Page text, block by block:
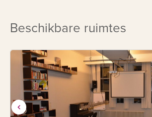
worden van een luxe Nespressomachine
gemaakt worden van het sfeervolle,
Beschikbare ruimtes